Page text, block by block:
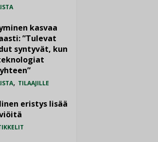
kasvaa
”Tulevat
syntyvät, kun
, TILAAJILLE
eristys lisää